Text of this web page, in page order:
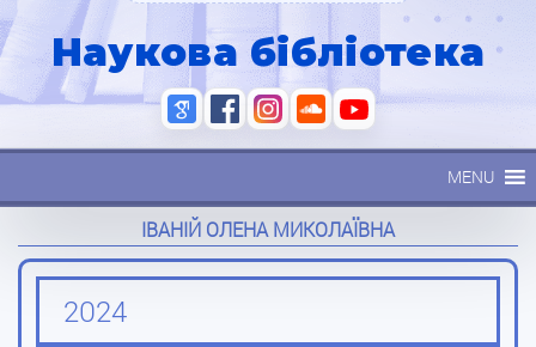
Наукова бібліотека
MENU
ІВАНІЙ ОЛЕНА МИКОЛАЇВНА
2024